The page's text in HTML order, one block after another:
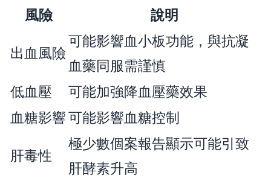
風險
說明
出血風險
可能影響血小板功能，與抗凝
血藥同服需謹慎
低血壓
可能加強降血壓藥效果
血糖影響可能影響血糖控制
肝毒性
極少數個案報告顯示可能引致
肝酵素升高